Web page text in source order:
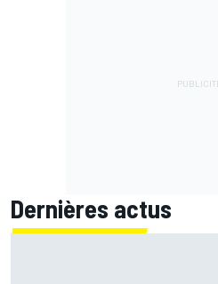
Dernières actus